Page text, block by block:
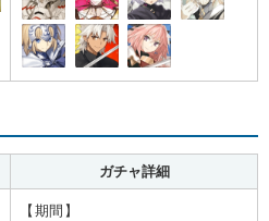
ガチャ詳細
【期間】